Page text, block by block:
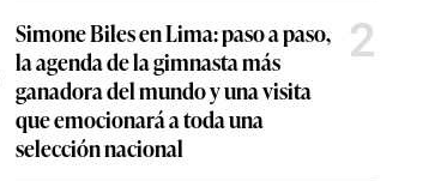
Simone Biles en Lima: paso a paso,
la agenda de la gimnasta más
ganadora del mundo y una visita
que emocionará a toda una
selección nacional
2